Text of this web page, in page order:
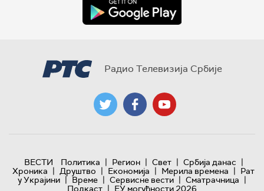
Радио Телевизија Србије
ВЕСТИ Политика | Регион | Свет | Србија данас |
Хроника | Друштво | Економија | Мерила времена | Рат
у Украјини | Време | Сервисне вести | Сматрачница |
Подкаст | ЕУ могућности 2026